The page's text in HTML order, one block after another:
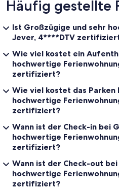
Häufig gestellte
Ist Großzügige und sehr
Jever, 4****DTV
Wie viel kostet ein
hochwertige
zertifiziert?
Wie viel kostet das
hochwertige
zertifiziert?
Wann ist der Check-in bei
hochwertige
zertifiziert?
Wann ist der Check-out
hochwertige
zertifiziert?